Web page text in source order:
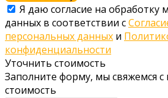
Я даю согласие на обработку
данных в соответствии с
персональных данных и
конфиденциальности
Уточнить стоимость
Заполните форму, мы свяжемся с
стоимость